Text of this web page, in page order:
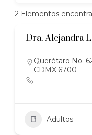
2 Elementos
Dra. Alejandra
Querétaro No.
CDMX 6700
-
Adultos